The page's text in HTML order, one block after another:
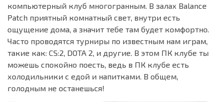
компьютерный клуб многогранным. В залах Balance
Patch приятный комнатный свет, внутри есть
ощущение дома, а значит тебе там будет комфортно.
Часто проводятся турниры по известным нам играм,
такие как: CS:2, DOTA 2, и другие. В этом ПК клубе ты
можешь спокойно поесть, ведь в ПК клубе есть
холодильники с едой и напитками. В общем,
голодным не останешься!